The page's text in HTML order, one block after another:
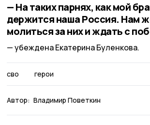
— На таких парнях, как мой
держится наша Россия. Нам
молиться за них и ждать с
убеждена Екатерина Буленкова.
сво герои
Автор: Владимир Поветкин